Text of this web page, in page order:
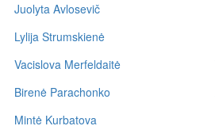
Juolyta Avlosevič
Lylija Strumskienė
Vacislova Merfeldaitė
Birenė Parachonko
Mintė Kurbatova